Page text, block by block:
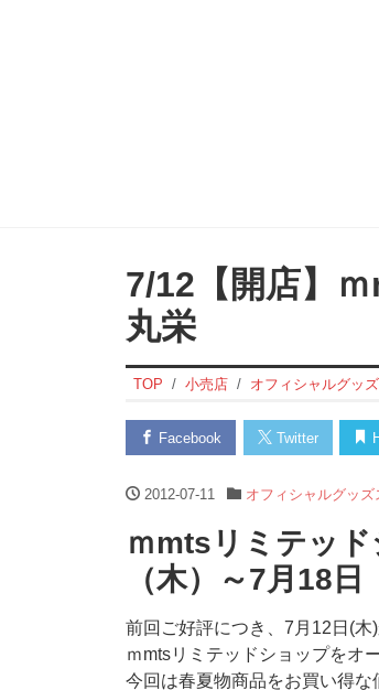
7/12【開店】
丸栄
TOP 小売店 オフィシャルグッ
Facebook Twitter
2012-07-11 オフィシャルグッズ
ｍmtsリミテッ
（木）～7月18
前回ご好評につき、7月12日(
ｍmtsリミテッドショップをオ
今回は春夏物商品をお買い得な